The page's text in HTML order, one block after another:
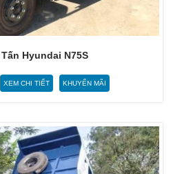
Hyundai N75S
XEM CHI TIẾT KHUYẾN MÃI